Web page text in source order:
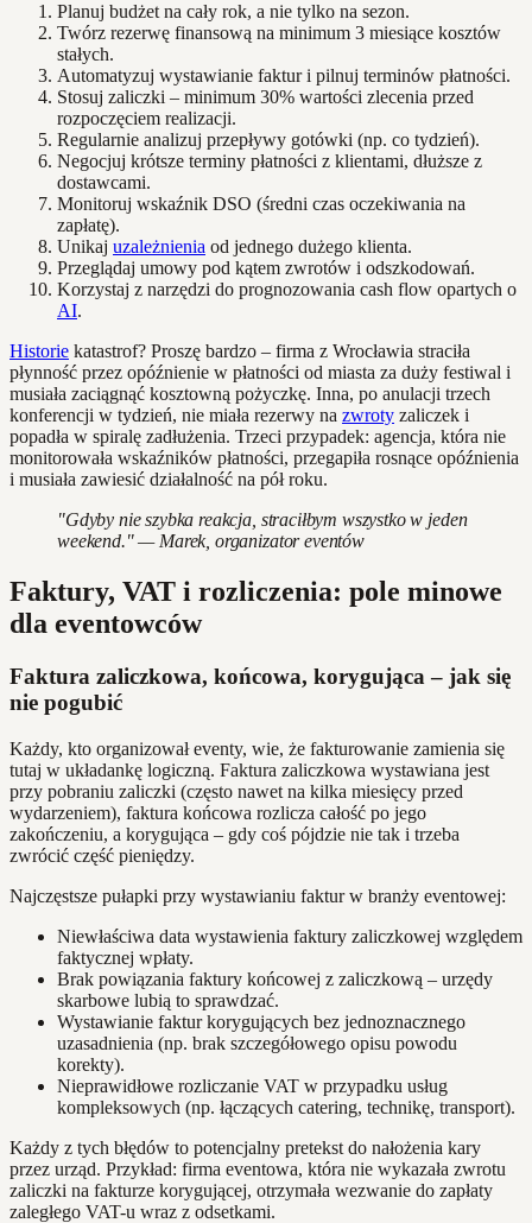
Planuj budżet na cały rok, a nie tylko na sezon.
Twórz rezerwę finansową na minimum 3 miesiące kosztów
stałych.
Automatyzuj wystawianie faktur i pilnuj terminów płatności.
Stosuj zaliczki – minimum 30% wartości zlecenia przed
rozpoczęciem realizacji.
Regularnie analizuj przepływy gotówki (np. co tydzień).
Negocjuj krótsze terminy płatności z klientami, dłuższe z
dostawcami.
Monitoruj wskaźnik DSO (średni czas oczekiwania na
zapłatę).
Unikaj uzależnienia od jednego dużego klienta.
Przeglądaj umowy pod kątem zwrotów i odszkodowań.
Korzystaj z narzędzi do prognozowania cash flow opartych o
AI.
Historie katastrof? Proszę bardzo – firma z Wrocławia straciła
płynność przez opóźnienie w płatności od miasta za duży festiwal i
musiała zaciągnąć kosztowną pożyczkę. Inna, po anulacji trzech
konferencji w tydzień, nie miała rezerwy na zwroty zaliczek i
popadła w spiralę zadłużenia. Trzeci przypadek: agencja, która nie
monitorowała wskaźników płatności, przegapiła rosnące opóźnienia
i musiała zawiesić działalność na pół roku.
"Gdyby nie szybka reakcja, straciłbym wszystko w jeden
weekend." — Marek, organizator eventów
Faktury, VAT i rozliczenia: pole minowe
dla eventowców
Faktura zaliczkowa, końcowa, korygująca – jak się
nie pogubić
Każdy, kto organizował eventy, wie, że fakturowanie zamienia się
tutaj w układankę logiczną. Faktura zaliczkowa wystawiana jest
przy pobraniu zaliczki (często nawet na kilka miesięcy przed
wydarzeniem), faktura końcowa rozlicza całość po jego
zakończeniu, a korygująca – gdy coś pójdzie nie tak i trzeba
zwrócić część pieniędzy.
Najczęstsze pułapki przy wystawianiu faktur w branży eventowej:
Niewłaściwa data wystawienia faktury zaliczkowej względem
faktycznej wpłaty.
Brak powiązania faktury końcowej z zaliczkową – urzędy
skarbowe lubią to sprawdzać.
Wystawianie faktur korygujących bez jednoznacznego
uzasadnienia (np. brak szczegółowego opisu powodu
korekty).
Nieprawidłowe rozliczanie VAT w przypadku usług
kompleksowych (np. łączących catering, technikę, transport).
Każdy z tych błędów to potencjalny pretekst do nałożenia kary
przez urząd. Przykład: firma eventowa, która nie wykazała zwrotu
zaliczki na fakturze korygującej, otrzymała wezwanie do zapłaty
zaległego VAT-u wraz z odsetkami.